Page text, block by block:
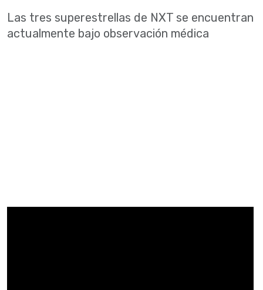
Las tres superestrellas de NXT se encuentran
actualmente bajo observación médica